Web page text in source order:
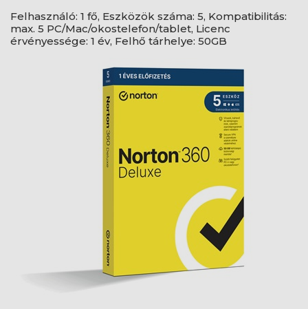
Felhasználó: 1 fő, Eszközök száma: 5, Kompatibilitás:
max. 5 PC/Mac/okostelefon/tablet, Licenc
érvényessége: 1 év, Felhő tárhelye: 50GB